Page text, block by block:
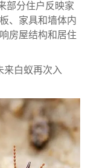
部分住户反映家
、家具和墙体内
房屋结构和居住
白蚁再次入